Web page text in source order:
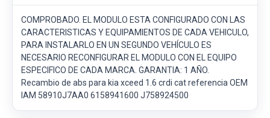
COMPROBADO. EL MODULO ESTA CONFIGURADO CON LAS
CARACTERISTICAS Y EQUIPAMIENTOS DE CADA VEHICULO,
PARA INSTALARLO EN UN SEGUNDO VEHÍCULO ES
NECESARIO RECONFIGURAR EL MODULO CON EL EQUIPO
ESPECIFICO DE CADA MARCA. GARANTIA: 1 AÑO.
Recambio de abs para kia xceed 1.6 crdi cat referencia OEM
IAM 58910J7AA0 6158941600 J758924500